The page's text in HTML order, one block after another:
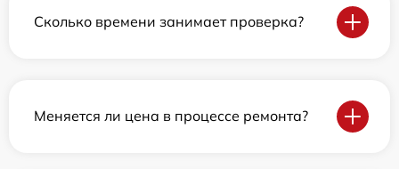
Сколько времени занимает проверка?
Меняется ли цена в процессе ремонта?